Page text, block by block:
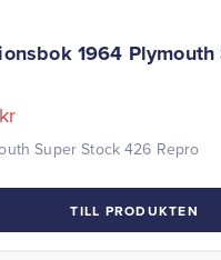
1964 Plymouth
kr
Super Stock 426 Repro
TILL PRODUKTEN